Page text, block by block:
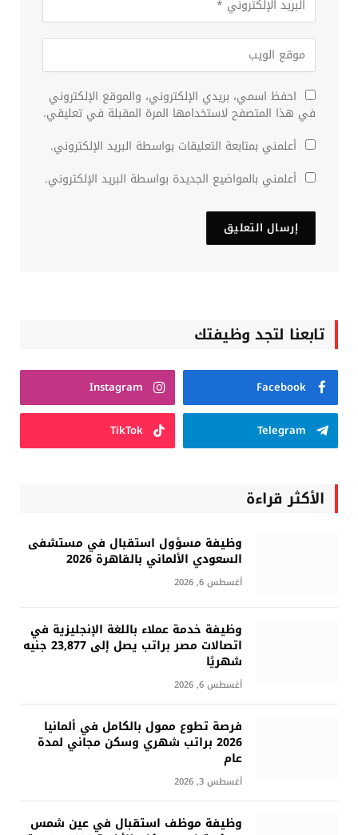
احفظ اسمي، بريدي الإلكتروني، والموقع الإلكتروني
في هذا المتصفح لاستخدامها المرة المقبلة في تعليقي.
أعلمني بمتابعة التعليقات بواسطة البريد الإلكتروني.
أعلمني بالمواضيع الجديدة بواسطة البريد الإلكتروني.
تابعنا لتجد وظيفتك
Facebook
Instagram
Telegram
TikTok
الأكثر قراءة
وظيفة مسؤول استقبال في مستشفى
السعودي الألماني بالقاهرة 2026
أغسطس 6, 2026
وظيفة خدمة عملاء باللغة الإنجليزية في
اتصالات مصر براتب يصل إلى 23,877 جنيه
شهريًا
أغسطس 6, 2026
فرصة تطوع ممول بالكامل في ألمانيا
2026 براتب شهري وسكن مجاني لمدة
عام
أغسطس 3, 2026
وظيفة موظف استقبال في عين شمس